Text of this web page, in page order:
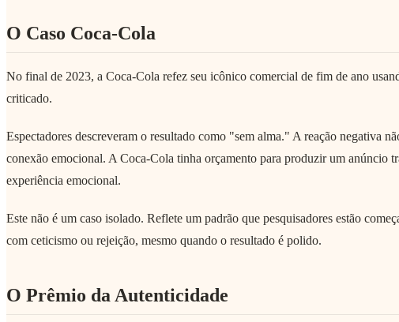
O Caso Coca-Cola
No final de 2023, a Coca-Cola refez seu icônico comercial de fim de ano
criticado.
Espectadores descreveram o resultado como "sem alma." A reação negativa
conexão emocional. A Coca-Cola tinha orçamento para produzir um anúncio
experiência emocional.
Este não é um caso isolado. Reflete um padrão que pesquisadores estão
com ceticismo ou rejeição, mesmo quando o resultado é polido.
O Prêmio da Autenticidade